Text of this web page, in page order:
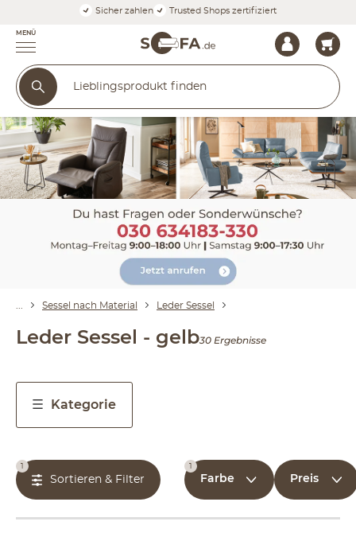
Sicher zahlen Trusted Shops zertifiziert
MENÜ
Sessel nach Material Leder Sessel
Leder Sessel - gelb30 Ergebnisse
Kategorie
1
Sortieren & Filter
1
Farbe Preis